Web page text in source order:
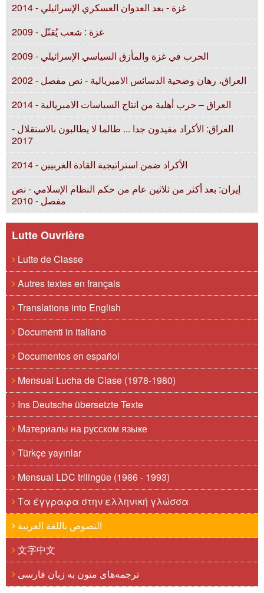
غزة - بعد العدوان العسكري الإسرائيلي - 2014
غزة : شعب يُقتّل - 2009
الحرب في غزة والمأزق السياسي الإسرائيلي - 2009
العراق، رهان وضحية الدسائس الامبريالية - نص مفصل - 2002
العراق – حرب أهلية من انتاج السياسات الامبريالية - 2014
العراق: الأكراد مفيدون جدا ... طالما لا يطالبون بالاستقلال -
2017
الأكراد ضمن استراتيجية القادة الغربيين - 2014
إيران: بعد أكثر من ثلاثين عام من حكم النظام الإسلامي - نص
مفصل - 2010
Lutte Ouvrière
Lutte de Classe
Autres textes en français
Translations into English
Documenti in italiano
Documentos en español
Mensual Lucha de Clase (1978-1980)
Ins Deutsche übersetzte Texte
Материалы на русском языке
Türkçe yayınlar
Mensual LDC trilingüe (1986 - 1993)
Τα έγγραφα στην ελληνική γλώσσα
النصوص باللغة العربية
文字中文
ترجمه‌های متون به زبان فارسی